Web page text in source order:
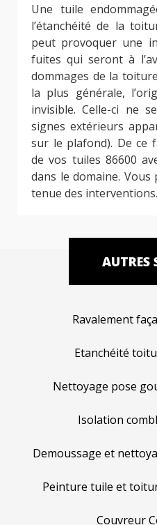
Une tuile
l’étanchéité de la
peut provoquer une
fuites qui seront à
dommages de la
la plus générale,
invisible. Celle-ci ne
signes extérieurs
sur le plafond). De ce
de vos tuiles 86600
dans le domaine.
tenue des interventions.
AUTRES
Ravalement
Etanchéité
Nettoyage pose
Isolation
Demoussage et
Peinture tuile et
Couvreur